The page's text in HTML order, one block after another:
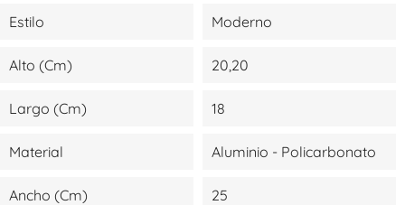
Estilo Moderno
Alto (cm) 20,20
Largo (cm) 18
Material Aluminio - Policarbonato
Ancho (cm) 25